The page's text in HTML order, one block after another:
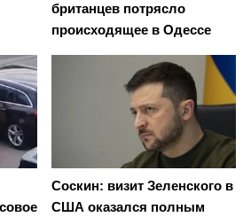
британцев потрясло
происходящее в Одессе
Соскин: визит Зеленского в
США оказался полным